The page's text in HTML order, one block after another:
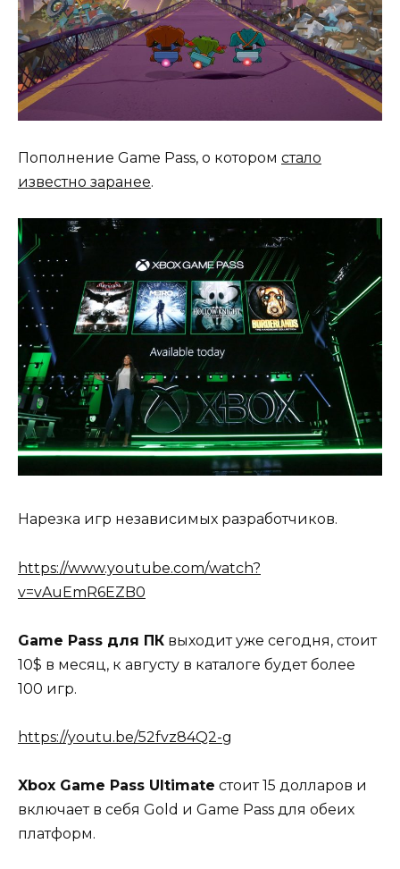
Пополнение Game Pass, о котором стало
известно заранее.
Нарезка игр независимых разработчиков.
https://www.youtube.com/watch?
v=vAuEmR6EZB0
Game Pass для ПК выходит уже сегодня, стоит
10$ в месяц, к августу в каталоге будет более
100 игр.
https://youtu.be/52fvz84Q2-g
Xbox Game Pass Ultimate стоит 15 долларов и
включает в себя Gold и Game Pass для обеих
платформ.